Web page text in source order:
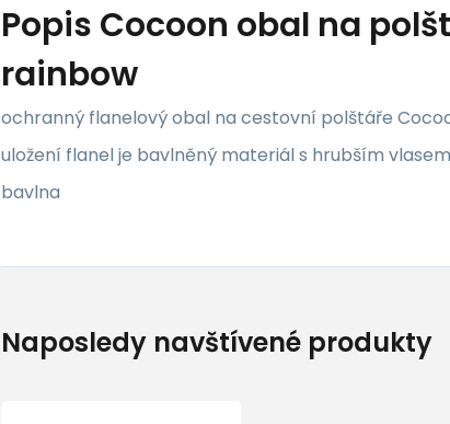
Popis Cocoon obal na
rainbow
ochranný flanelový obal na cestovní polštáře
uložení flanel je bavlněný materiál s hrubším
bavlna
Naposledy navštívené produkty